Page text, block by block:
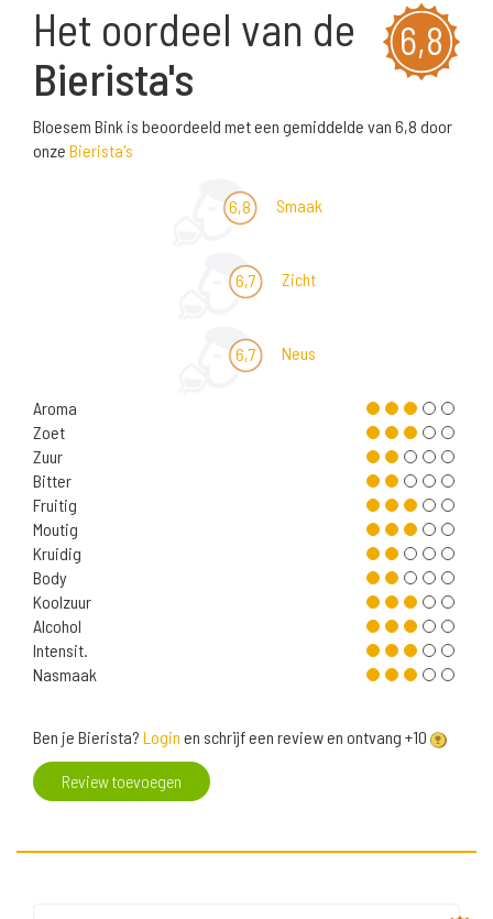
6,8
Het oordeel van de
Bierista's
Bloesem Bink is beoordeeld met een gemiddelde van 6,8 door
onze Bierista's
6,8 Smaak
6,7 Zicht
6,7 Neus
Aroma
Zoet
Zuur
Bitter
Fruitig
Moutig
Kruidig
Body
Koolzuur
Alcohol
Intensit.
Nasmaak
Ben je Bierista? Login en schrijf een review en ontvang +10
Review toevoegen